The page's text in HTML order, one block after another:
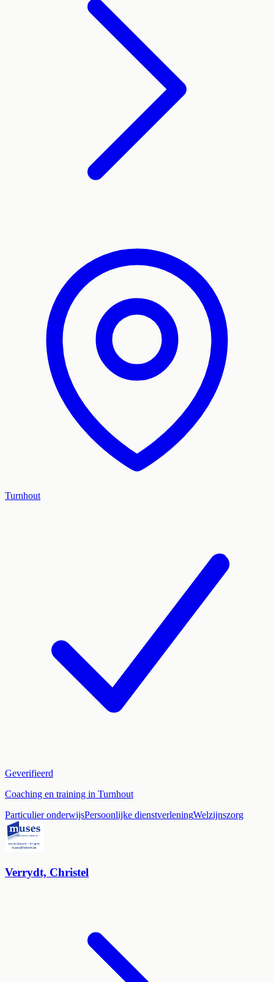
Turnhout
Geverifieerd
Coaching en training in Turnhout
Particulier onderwijsPersoonlijke dienstverleningWelzijnszorg
Verrydt, Christel